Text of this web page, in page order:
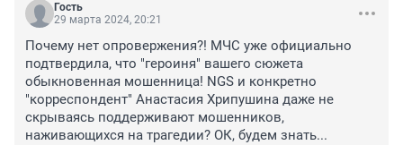
Гость
29 марта 2024, 20:21
Почему нет опровержения?! МЧС уже официально
подтвердила, что "героиня" вашего сюжета
обыкновенная мошенница! NGS и конкретно
"корреспондент" Анастасия Хрипушина даже не
скрываясь поддерживают мошенников,
наживающихся на трагедии? ОК, будем знать...